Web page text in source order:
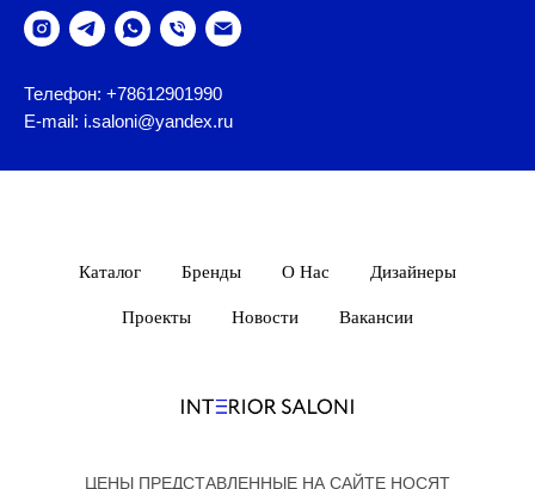
Телефон: +78612901990
E-mail: i.saloni@yandex.ru
Каталог Бренды О Нас Дизайнеры
Проекты Новости Вакансии
ЦЕНЫ ПРЕДСТАВЛЕННЫЕ НА САЙТЕ НОСЯТ